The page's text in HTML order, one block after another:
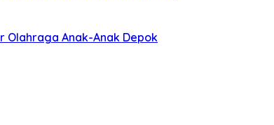
Olahraga Anak-Anak Depok